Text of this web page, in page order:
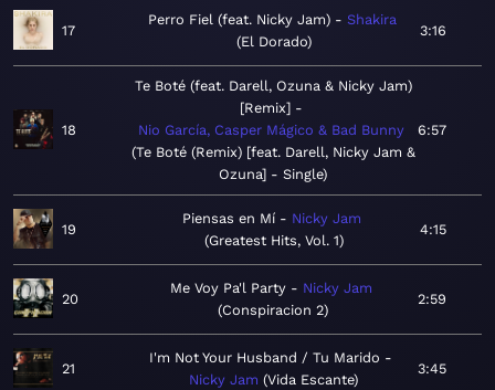
17
Perro Fiel (feat. Nicky Jam)
Shakira
El Dorado
3:16
18
Te Boté (feat. Darell, Ozuna & Nicky Jam)
[Remix]
Nio García, Casper Mágico & Bad Bunny
Te Boté (Remix) [feat. Darell, Nicky Jam &
Ozuna] - Single
6:57
19
Piensas en Mí
Nicky Jam
Greatest Hits, Vol. 1
4:15
20
Me Voy Pa'l Party
Nicky Jam
Conspiracion 2
2:59
21
I'm Not Your Husband / Tu Marido
Nicky Jam Vida Escante
3:45